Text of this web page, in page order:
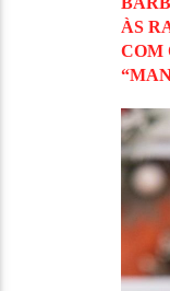
ÀS
COM